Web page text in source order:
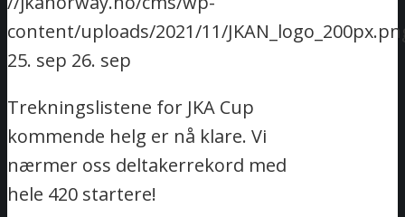
content/uploads/2021/11/
25. sep 26. sep
Trekningslistene for JKA Cup
kommende helg er nå klare. Vi
nærmer oss deltakerrekord med
hele 420 startere!